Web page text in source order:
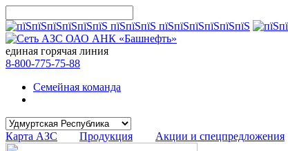
единая горячая линия
8-800-775-75-88
Семейная команда
Карта АЗС Продукция Акции и спецпредложения